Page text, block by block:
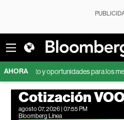
AHORAy oportunidades para los
Cotización
agosto 07, 2026 | 07:55 PM
Bloomberg Línea